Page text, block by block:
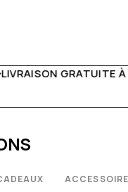
DE 150€LIVE